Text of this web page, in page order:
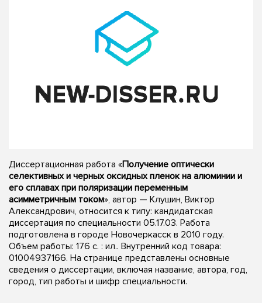
Диссертационная работа «Получение оптически
селективных и черных оксидных пленок на алюминии и
его сплавах при поляризации переменным
асимметричным током», автор — Клушин, Виктор
Александрович, относится к типу: кандидатская
диссертация по специальности 05.17.03. Работа
подготовлена в городе Новочеркасск в 2010 году.
Объем работы: 176 с. : ил.. Внутренний код товара:
01004937166. На странице представлены основные
сведения о диссертации, включая название, автора, год,
город, тип работы и шифр специальности.